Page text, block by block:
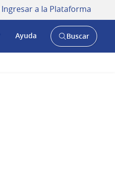
Ingresar a la Plataforma
Ayuda
AbrirBuscar